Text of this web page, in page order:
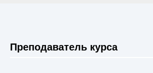
Преподаватель курса